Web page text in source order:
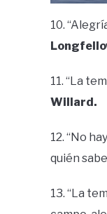
10.
11. “La
Willard.
12. “No
quién
13. “La